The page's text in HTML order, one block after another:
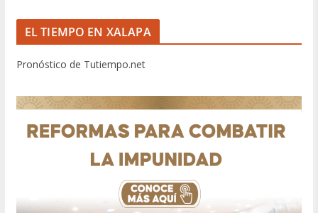
EL TIEMPO EN XALAPA
Pronóstico de Tutiempo.net